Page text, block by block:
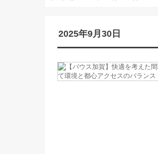
2025年9月30日